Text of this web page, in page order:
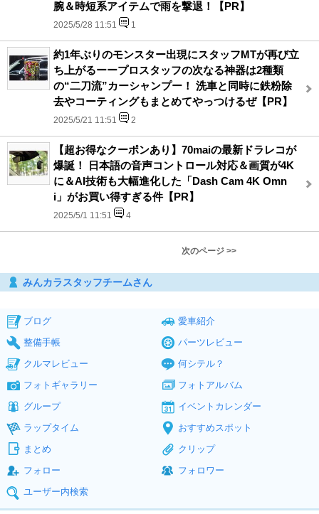
腕＆時短系アイテムで雨を撃退！【PR】
2025/5/28 11:51 1
約1年ぶりのモンスター出現にスタッフMTが再び立
ち上がるーープロスタッフの次なる神器は2種類
の“二刀流”カーシャンプー！ 洗車と同時に鉄粉除
去やコーティングもまとめてやっつけるぜ【PR】
2025/5/21 11:51 2
【超お得なクーポンあり】70maiの最新ドラレコが
爆誕！ 日本語の音声コントロール対応＆画質が4K
に＆AI技術も大幅進化した「Dash Cam 4K Omn
i」がお買い得すぎる件【PR】
2025/5/1 11:51 4
次のページ >>
みんカラスタッフチームさん
ブログ
愛車紹介
整備手帳
パーツレビュー
クルマレビュー
何シテル？
フォトギャラリー
フォトアルバム
グループ
イベントカレンダー
ラップタイム
おすすめスポット
まとめ
クリップ
フォロー
フォロワー
ユーザー内検索